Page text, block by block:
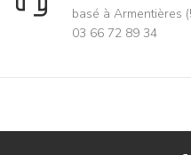
basé à Armentières
03 66 72 89 34